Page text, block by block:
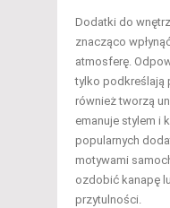
Dodatki do
znacząco
atmosferę.
tylko podkreślają
również tworzą
emanuje stylem i
popularnych
motywami
ozdobić kanapę
przytulności.